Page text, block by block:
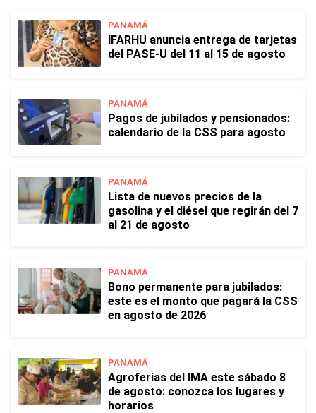
PANAMÁ
IFARHU anuncia entrega de tarjetas
del PASE-U del 11 al 15 de agosto
PANAMÁ
Pagos de jubilados y pensionados:
calendario de la CSS para agosto
PANAMÁ
Lista de nuevos precios de la
gasolina y el diésel que regirán del 7
al 21 de agosto
PANAMÁ
Bono permanente para jubilados:
este es el monto que pagará la CSS
en agosto de 2026
PANAMÁ
Agroferias del IMA este sábado 8
de agosto: conozca los lugares y
horarios